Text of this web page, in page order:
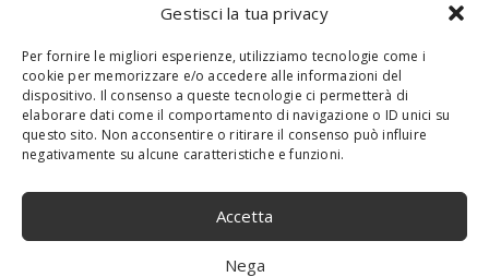
Gestisci la tua privacy
Per fornire le migliori esperienze, utilizziamo tecnologie come i
cookie per memorizzare e/o accedere alle informazioni del
dispositivo. Il consenso a queste tecnologie ci permetterà di
elaborare dati come il comportamento di navigazione o ID unici su
questo sito. Non acconsentire o ritirare il consenso può influire
negativamente su alcune caratteristiche e funzioni.
Accetta
Nega
Mini Stampante Wireless, Max 10 W
Stampante Tascabile Facile da Usare
Larghezza di Stampa Multifunzionale di
(Cartuccia nero puro (nero industriale))
By
Prezzo: (alla data del - Dettagli)